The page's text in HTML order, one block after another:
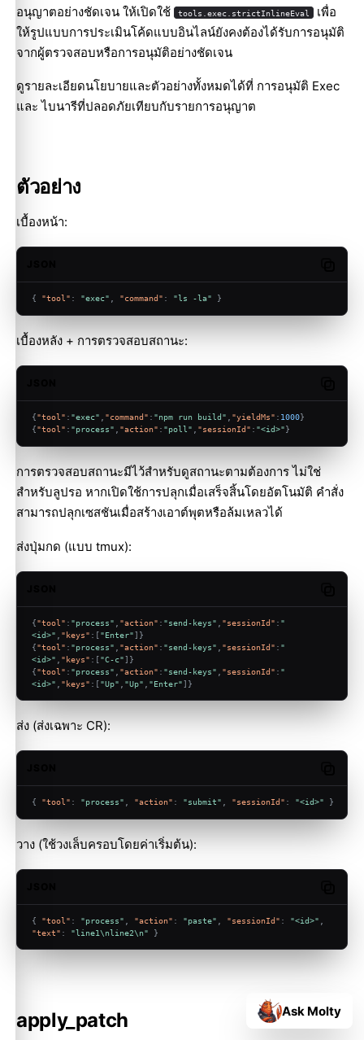
อนุญาตอย่างชัดเจน ให้เปิดใช้
tools.exec.strictInlineEval เพื่อ
ให้รูปแบบการประเมินโค้ดแบบอินไลน์ยังคงต้องได้รับการอนุมัติ
จากผู้ตรวจสอบหรือการอนุมัติอย่างชัดเจน
ดูรายละเอียดนโยบายและตัวอย่างทั้งหมดได้ที่ การอนุมัติ Exec
และไบนารีที่ปลอดภัยเทียบกับรายการอนุญาต
ตัวอย่าง
เบื้องหน้า:
{ "tool" : "exec" "command" : "ls -la" }
เบื้องหลัง + การตรวจสอบสถานะ:
{"tool" : "exec" "command" : "npm run build" "yieldMs" : 1000}
{"tool" : "process" "action" : "poll" "sessionId" : "<id>"}
การตรวจสอบสถานะมีไว้สำหรับดูสถานะตามต้องการ ไม่ใช่
สำหรับลูปรอ หากเปิดใช้การปลุกเมื่อเสร็จสิ้นโดยอัตโนมัติ คำสั่ง
สามารถปลุกเซสชันเมื่อสร้างเอาต์พุตหรือล้มเหลวได้
ส่งปุ่มกด (แบบ tmux):
{"tool" : "process" "action" : "send-keys" "sessionId" : "
<id>"
"keys" : ["Enter"] }
{"tool" : "process" "action" : "send-keys" "sessionId" : "
<id>"
"keys" : ["C-c"] }
{"tool" : "process" "action" : "send-keys" "sessionId" : "
<id>"
"keys" : ["Up" "Up" "Enter"] }
ส่ง (ส่งเฉพาะ CR):
{ "tool" : "process" "action" : "submit" "sessionId" : "<id>" }
วาง (ใช้วงเล็บครอบโดยค่าเริ่มต้น):
{ "tool" : "process" "action" : "paste" "sessionId" : "<id>"
"text" : "line1\nline2\n" }
apply_patch Ask Molty
Molty